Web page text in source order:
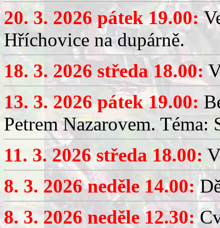
20. 3. 2026 pátek 19.00:
Hříchovice na dupárně.
18. 3. 2026 středa 18.00:
13. 3. 2026 pátek 19.00:
Petrem Nazarovem. Téma:
11. 3. 2026 středa 18.00:
8. 3. 2026 neděle 14.00:
8. 3. 2026 neděle 12.30: